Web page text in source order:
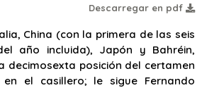
Descarregar en pdf
China (con la primera de las seis
año incluida), Japón y Bahréin,
decimosexta posición del certamen
el casillero; le sigue Fernando